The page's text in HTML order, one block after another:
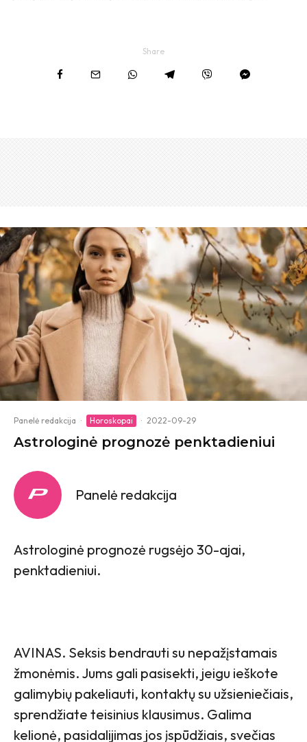
Share
Panelė redakcija · Horoskopai · 2022-09-29
Astrologinė prognozė penktadieniui
Panelė redakcija
Astrologinė prognozė rugsėjo 30-ajai,
penktadieniui.
AVINAS. Seksis bendrauti su nepažįstamais
žmonėmis. Jums gali pasisekti, jeigu ieškote
galimybių pakeliauti, kontaktų su užsieniečiais,
sprendžiate teisinius klausimus. Galima
kelionė, pasidalijimas jos įspūdžiais, svečias